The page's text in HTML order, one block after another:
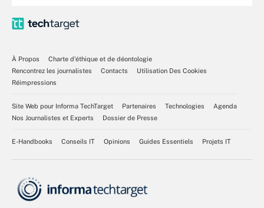
À Propos
Charte d’éthique et de déontologie
Rencontrez les journalistes
Contacts
Utilisation Des Cookies
Réimpressions
Site Web pour Informa TechTarget Partenaires Technologies
Agenda
Nos Journalistes et Experts
Dossier de Presse
E-Handbooks Conseils IT Opinions Guides Essentiels Projets IT